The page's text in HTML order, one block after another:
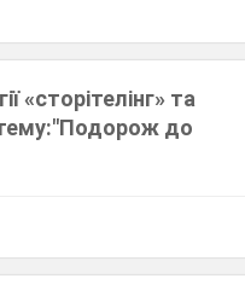
«сторітелінг» та
тему:"Подорож до